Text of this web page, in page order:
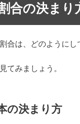
合の決まり
合は、どのようにし
てみましょう。
の決まり方